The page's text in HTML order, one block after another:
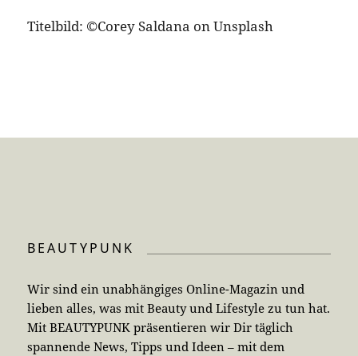
Titelbild: ©Corey Saldana on Unsplash
BEAUTYPUNK
Wir sind ein unabhängiges Online-Magazin und
lieben alles, was mit Beauty und Lifestyle zu tun hat.
Mit BEAUTYPUNK präsentieren wir Dir täglich
spannende News, Tipps und Ideen – mit dem